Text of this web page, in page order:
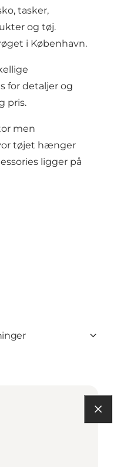
tasker,
og tøj.
i København.
for detaljer og
pris.
men
tøjet hænger
ligger på